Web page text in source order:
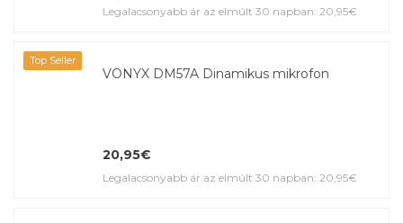
Legalacsonyabb ár az elmúlt 30 napban: 20,95€
Top Seller
VONYX DM57A Dinamikus mikrofon
20,95€
Legalacsonyabb ár az elmúlt 30 napban: 20,95€